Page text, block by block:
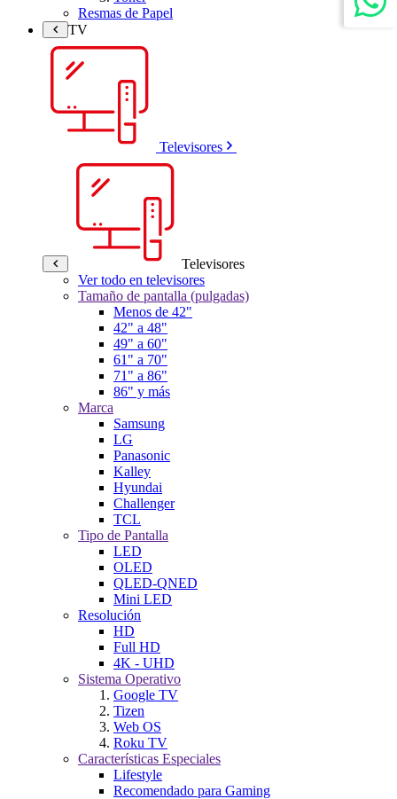
Resmas de Papel
TV
Televisores
Televisores
Ver todo en televisores
Tamaño de pantalla (pulgadas)
Menos de 42"
42" a 48"
49" a 60"
61" a 70"
71" a 86"
86" y más
Marca
Samsung
LG
Panasonic
Kalley
Hyundai
Challenger
TCL
Tipo de Pantalla
LED
OLED
QLED-QNED
Mini LED
Resolución
HD
Full HD
4K - UHD
Sistema Operativo
Google TV
Tizen
Web OS
Roku TV
Características Especiales
Lifestyle
Recomendado para Gaming